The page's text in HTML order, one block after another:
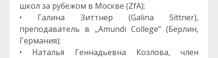
школ за рубежом в Москве (ZfA);
• Галина Зиттнер (Galina Sittner),
преподаватель в „Amundi College“ (Берлин,
Германия);
• Наталья Геннадьевна Козлова, член